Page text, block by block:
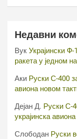
Недавни
Вук Украјински
ракета у једном
Аки Руски С-400
авиона новом
Дејан Д. Руски С-
украјинска
Слободан Руски